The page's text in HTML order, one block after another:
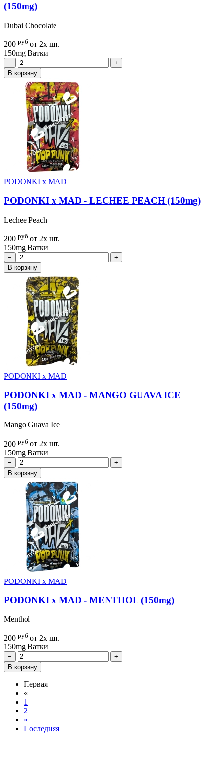
(150mg)
Dubai Chocolate
200 руб от 2х шт.
150mg Ватки
−
+
В корзину
PODONKI x MAD
PODONKI x MAD - LECHEE PEACH (150mg)
Lechee Peach
200 руб от 2х шт.
150mg Ватки
−
+
В корзину
PODONKI x MAD
PODONKI x MAD - MANGO GUAVA ICE
(150mg)
Mango Guava Ice
200 руб от 2х шт.
150mg Ватки
−
+
В корзину
PODONKI x MAD
PODONKI x MAD - MENTHOL (150mg)
Menthol
200 руб от 2х шт.
150mg Ватки
−
+
В корзину
Первая
«
1
2
»
Последняя